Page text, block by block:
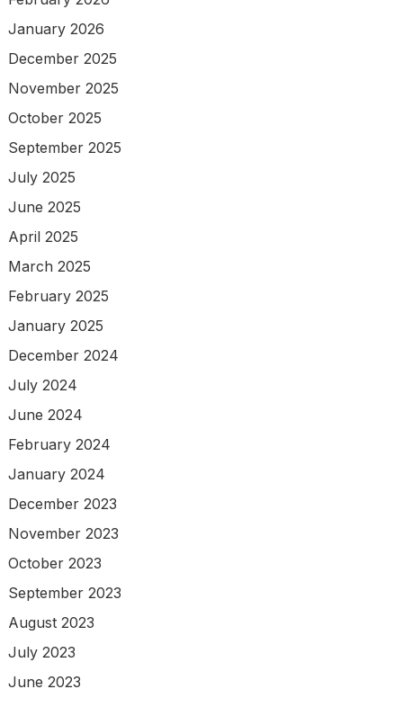
January 2026
December 2025
November 2025
October 2025
September 2025
July 2025
June 2025
April 2025
March 2025
February 2025
January 2025
December 2024
July 2024
June 2024
February 2024
January 2024
December 2023
November 2023
October 2023
September 2023
August 2023
July 2023
June 2023